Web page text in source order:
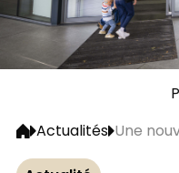
Actualités Une